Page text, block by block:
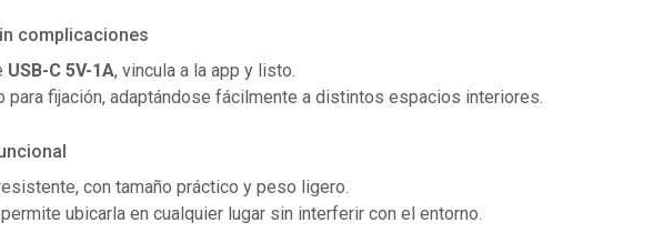
complicaciones
USB-C 5V-1A, vincula a la app y listo.
para fijación, adaptándose fácilmente a distintos espacios interiores.
con tamaño práctico y peso ligero.
ubicarla en cualquier lugar sin interferir con el entorno.